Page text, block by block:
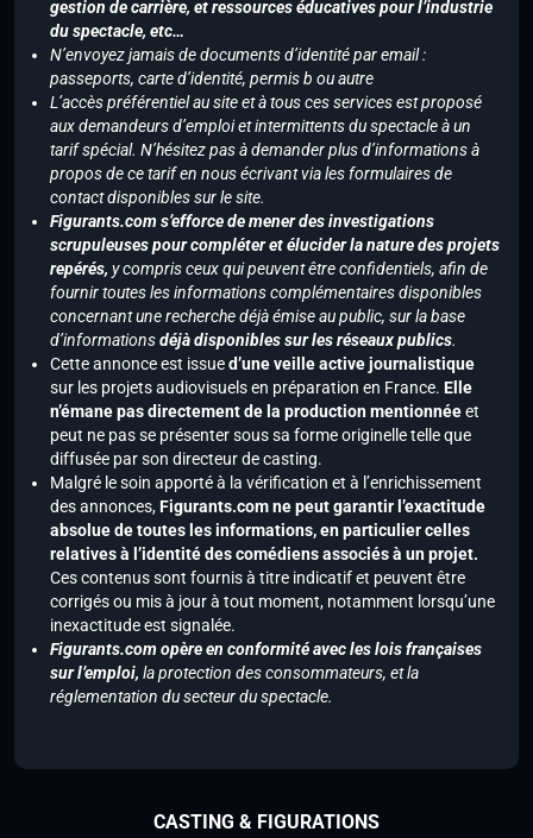
gestion de carrière, et ressources éducatives pour l’industrie
du spectacle, etc…
N’envoyez jamais de documents d’identité par email :
passeports, carte d’identité, permis b ou autre
L’accès préférentiel au site et à tous ces services est proposé
aux demandeurs d’emploi et intermittents du spectacle à un
tarif spécial. N’hésitez pas à demander plus d’informations à
propos de ce tarif en nous écrivant via les formulaires de
contact disponibles sur le site.
Figurants.com s’efforce de mener des investigations
scrupuleuses pour compléter et élucider la nature des projets
repérés, y compris ceux qui peuvent être confidentiels, afin de
fournir toutes les informations complémentaires disponibles
concernant une recherche déjà émise au public, sur la base
d’informationsdéjà disponibles sur les réseaux publics.
Cette annonce est issued’une veille active journalistique
sur les projets audiovisuels en préparation en France. Elle
n’émane pas directement de la production mentionnéeet
peut ne pas se présenter sous sa forme originelle telle que
diffusée par son directeur de casting.
Malgré le soin apporté à la vérification et à l’enrichissement
des annonces,Figurants.com ne peut garantir l’exactitude
absolue de toutes les informations, en particulier celles
relatives à l’identité des comédiens associés à un projet.
Ces contenus sont fournis à titre indicatif et peuvent être
corrigés ou mis à jour à tout moment, notamment lorsqu’une
inexactitude est signalée.
Figurants.com opère en conformité avec les lois françaises
sur l’emploi, la protection des consommateurs, et la
réglementation du secteur du spectacle.
CASTING & FIGURATIONS